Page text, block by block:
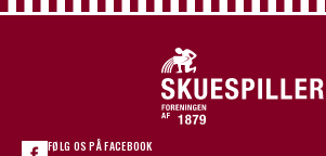
FØLG OS PÅ FACEBOOK